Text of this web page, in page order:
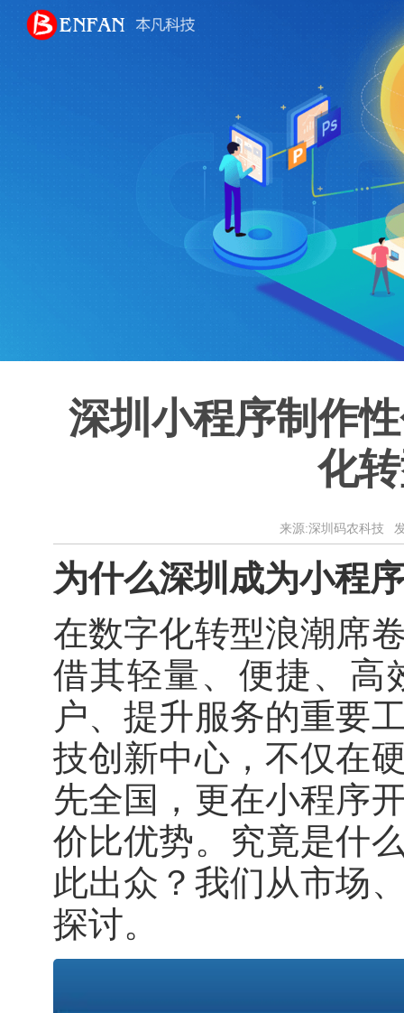
深圳小程序制作
化
来源:深圳码农科技
为什么深圳成为小程
在数字化转型浪潮席
借其轻量、便捷、高
户、提升服务的重要
技创新中心，不仅在
先全国，更在小程序
价比优势。究竟是什
此出众？我们从市场
探讨。